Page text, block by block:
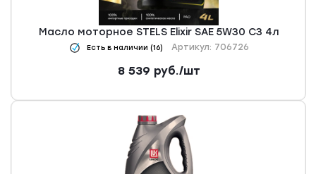
Масло моторное STELS Elixir SAE 5W30 C3 4л
Есть в наличии (16) Артикул: 706726
8 539 руб./шт